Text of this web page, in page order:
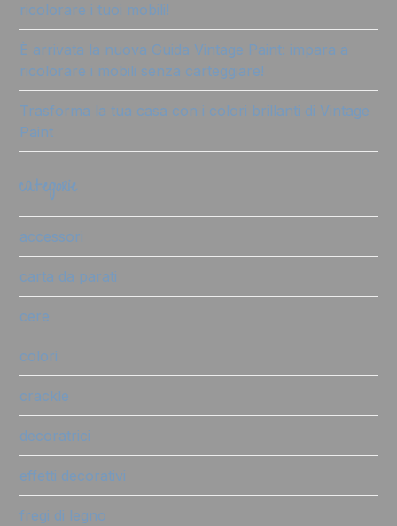
ricolorare i tuoi mobili!
È arrivata la nuova Guida Vintage Paint: impara a
ricolorare i mobili senza carteggiare!
Trasforma la tua casa con i colori brillanti di Vintage
Paint
categorie
accessori
carta da parati
cere
colori
crackle
decoratrici
effetti decorativi
fregi di legno